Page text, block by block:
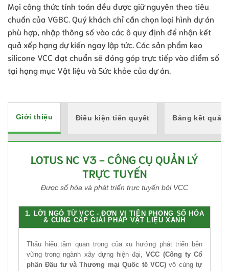
Mọi công thức tính toán đều được giữ nguyên theo tiêu
chuẩn của VGBC. Quý khách chỉ cần chọn loại hình dự án
phù hợp, nhập thông số vào các ô quy định để nhận kết
quả xếp hạng dự kiến ngay lập tức. Các sản phẩm keo
silicone VCC đạt chuẩn sẽ đóng góp trực tiếp vào điểm số
tại hạng mục Vật liệu và Sức khỏe của dự án.
Giới thiệu Điều kiện tiên quyết Bảng kết quả
LOTUS NC V3 - CÔNG CỤ QUẢN LÝ
TRỰC TUYẾN
Được số hóa và phát triển trực tuyến bởi VCC
1. LỜI NGỎ TỪ VCC - ĐƠN VỊ TIÊN PHONG SỐ HÓA
& CUNG CẤP GIẢI PHÁP VẬT LIỆU XANH
Thấu hiểu tầm quan trọng của xu hướng phát triển bền
vững trong ngành xây dựng hiện đại,VCC (Công ty Cổ
phần Đầu tư và Thương mại Quốc tế VCC)vô cùng tự